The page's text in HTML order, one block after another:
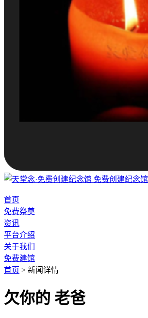
免费创建纪念馆
首页
免费祭奠
资讯
平台介绍
关于我们
免费建馆
首页 > 新闻详情
欠你的 老爸